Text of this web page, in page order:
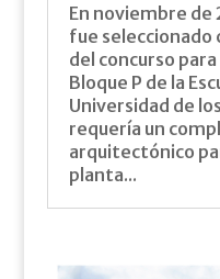
En noviembre de
fue seleccionado
del concurso
Bloque P de la
Universidad de
requería un
arquitectónico
planta...